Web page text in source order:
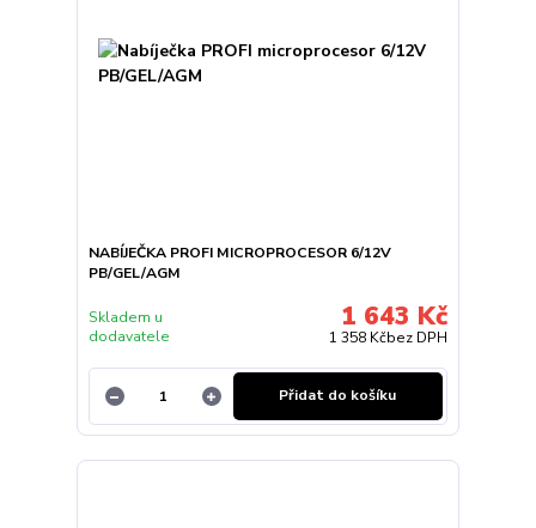
NABÍJEČKA PROFI MICROPROCESOR 6/12V
PB/GEL/AGM
1 643 Kč
1 358 Kčbez DPH
Skladem u
dodavatele
Přidat do košíku